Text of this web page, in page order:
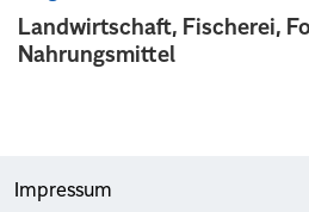
Landwirtschaft, Fischerei,
Nahrungsmittel
Impressum